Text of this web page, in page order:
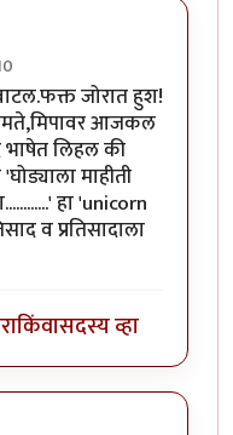
जोरात हुश!
आजकल
भाषेत लिहल की
माहीती
हा 'unicorn
व प्रतिसादाला
किंवासदस्य व्हा